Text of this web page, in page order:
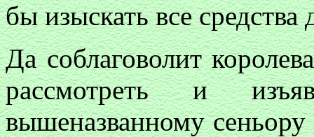
бы изыскать все
Да соблаговолит
рассмотреть и
вышеназванному